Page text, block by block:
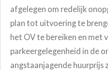
afgelegen om redelijk
plan tot uitvoering te
het OV te bereiken en met
parkeergelegenheid in de
angstaanjagende huurprijs